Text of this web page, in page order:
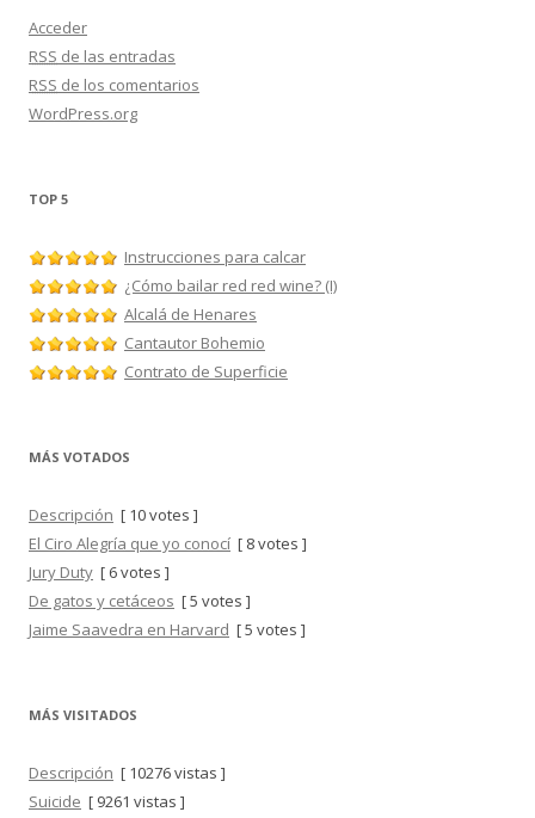
Acceder
RSS de las entradas
RSS de los comentarios
WordPress.org
TOP 5
Instrucciones para calcar
¿Cómo bailar red red wine? (I)
Alcalá de Henares
Cantautor Bohemio
Contrato de Superficie
MÁS VOTADOS
Descripción [ 10 votes ]
El Ciro Alegría que yo conocí [ 8 votes ]
Jury Duty [ 6 votes ]
De gatos y cetáceos [ 5 votes ]
Jaime Saavedra en Harvard [ 5 votes ]
MÁS VISITADOS
Descripción [ 10276 vistas ]
Suicide [ 9261 vistas ]